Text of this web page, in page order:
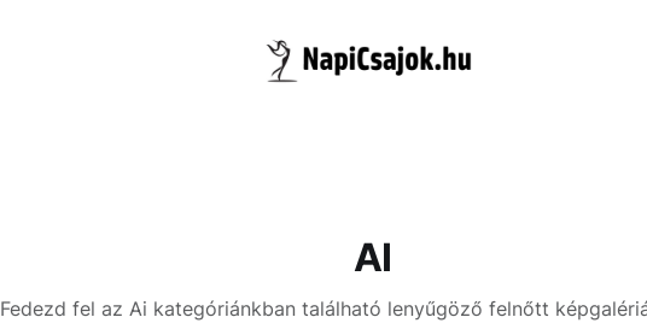
AI
Fedezd fel az Ai kategóriánkban található lenyűgöző felnőtt